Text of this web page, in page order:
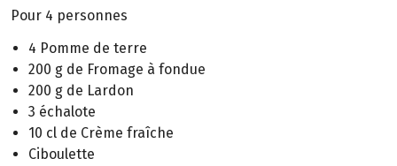
Pour 4 personnes
4 Pomme de terre
200 g de Fromage à fondue
200 g de Lardon
3 échalote
10 cl de Crème fraîche
Ciboulette